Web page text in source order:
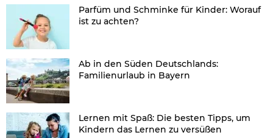
Parfüm und Schminke für Kinder: Worauf
ist zu achten?
Ab in den Süden Deutschlands:
Familienurlaub in Bayern
Lernen mit Spaß: Die besten Tipps, um
Kindern das Lernen zu versüßen